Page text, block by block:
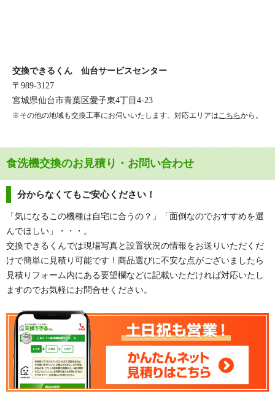
交換できるくん 仙台サービスセンター
〒989-3127
宮城県仙台市青葉区愛子東4丁目4-23
※その他の地域も交換工事にお伺いいたします。対応エリアは こちらから。
食洗機交換のお見積り・お問い合わせ
分からなくてもご安心ください！
「気になるこの機種は自宅に合うの？」「面倒なのでおすすめを選
んでほしい」・・・。
交換できるくんでは現場写真と設置状況の情報をお送りいただくだ
けで簡単に見積り可能です！商品選びに不安な点がございましたら
見積りフォーム内にある要望欄などに記載いただければ対応いたし
ますのでお気軽にお問合せください。